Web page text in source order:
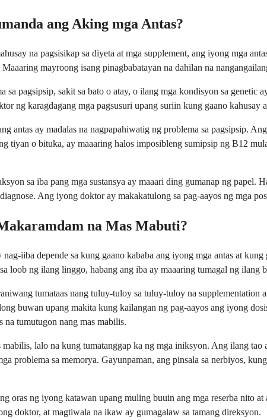
ang Aking mga Antas?
na pagsisikap sa diyeta at mga supplement, ang iyong mga
mayroong isang pinagbabatayan na dahilan na
sa pagsipsip, sakit sa bato o atay, o ilang mga kondisyon sa
ng karagdagang mga pagsusuri upang suriin kung gaano
antas ay madalas na nagpapahiwatig ng problema sa pagsipsip.
tiyan o bituka, ay maaaring halos imposibleng sumipsip ng B12
sa iba pang mga sustansya ay maaari ding gumanap ng
Ang iyong doktor ay makakatulong sa pag-aayos ng mga
na Mas Mabuti?
iiba depende sa kung gaano kababa ang iyong mga antas at
loob ng ilang linggo, habang ang iba ay maaaring tumagal ng ilang
tumataas nang tuluy-tuloy sa tuluy-tuloy na
buwan upang makita kung kailangan ng pag-aayos ang iyong
na tumutugon nang mas mabilis.
mabilis, lalo na kung tumatanggap ka ng mga iniksyon. Ang ilang
problema sa memorya. Gayunpaman, ang pinsala sa nerbiyos,
oras ng iyong katawan upang muling buuin ang mga reserba nito
doktor, at magtiwala na ikaw ay gumagalaw sa tamang direksyon.